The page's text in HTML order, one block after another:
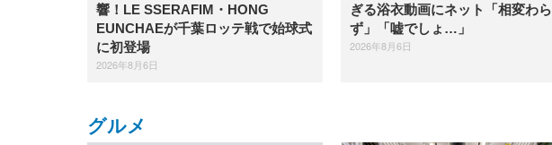
響！LE SSERAFIM・HONG
EUNCHAEが千葉ロッテ戦で始球式
に初登場
2026年8月6日
ぎる浴衣動画にネット「相変わら
ず」「嘘でしょ…」
2026年8月6日
グルメ